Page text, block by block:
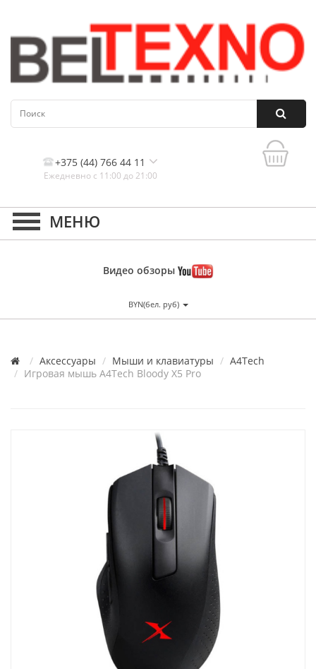
+375 (44) 766 44 11
Ежедневно с 11:00 до 21:00
Контакты, и схема проезда
Видео обзоры
BYN(бел. руб)
Аксессуары Мыши и клавиатуры
A4Tech
Игровая мышь A4Tech Bloody X5 Pro